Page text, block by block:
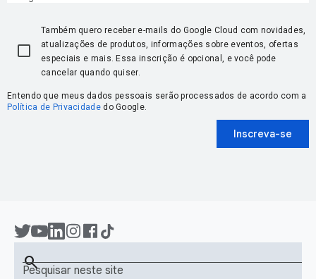
Também quero receber e-mails do Google Cloud com novidades,
atualizações de produtos, informações sobre eventos, ofertas
especiais e mais. Essa inscrição é opcional, e você pode
cancelar quando quiser.
Entendo que meus dados pessoais serão processados de acordo com a
Política de Privacidadedo Google.
Inscreva-se
Pesquisar neste site
search